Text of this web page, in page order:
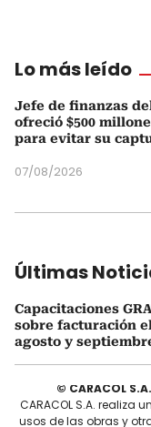
Lo más leído
Jefe de finanzas
ofreció $500
para evitar su
07/08/2026
Últimas
Capacitaciones
sobre facturación
agosto y
© CARACOL
CARACOL S.A. realiza
usos de las obras y